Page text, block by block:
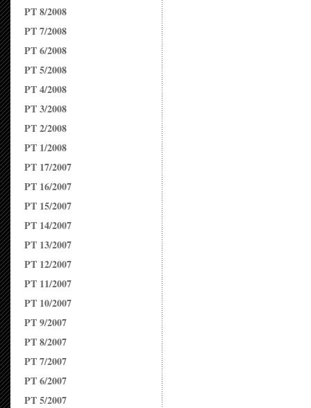
PT 8/2008
PT 7/2008
PT 6/2008
PT 5/2008
PT 4/2008
PT 3/2008
PT 2/2008
PT 1/2008
PT 17/2007
PT 16/2007
PT 15/2007
PT 14/2007
PT 13/2007
PT 12/2007
PT 11/2007
PT 10/2007
PT 9/2007
PT 8/2007
PT 7/2007
PT 6/2007
PT 5/2007